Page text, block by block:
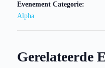
Evenement Categorie:
Alpha
Gerelateerde